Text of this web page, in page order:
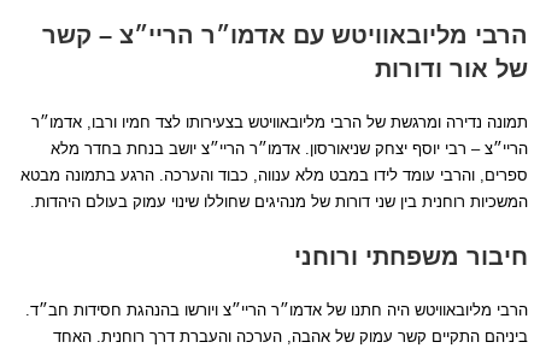
הרבי מליובאוויטש עם אדמו״ר הריי״צ – קשר
של אור ודורות
תמונה נדירה ומרגשת של הרבי מליובאוויטש בצעירותו לצד חמיו ורבו, אדמו״ר
הריי״צ – רבי יוסף יצחק שניאורסון. אדמו״ר הריי״צ יושב בנחת בחדר מלא
ספרים, והרבי עומד לידו במבט מלא ענווה, כבוד והערכה. הרגע בתמונה מבטא
המשכיות רוחנית בין שני דורות של מנהיגים שחוללו שינוי עמוק בעולם היהדות.
חיבור משפחתי ורוחני
הרבי מליובאוויטש היה חתנו של אדמו״ר הריי״צ ויורשו בהנהגת חסידות חב״ד.
ביניהם התקיים קשר עמוק של אהבה, הערכה והעברת דרך רוחנית. האחד